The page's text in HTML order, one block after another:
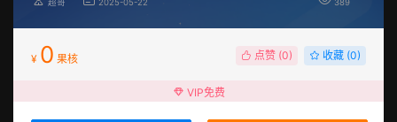
超哥 2025-05-22 389
¥ 0 果核 点赞 (0) 收藏 (0)
VIP免费